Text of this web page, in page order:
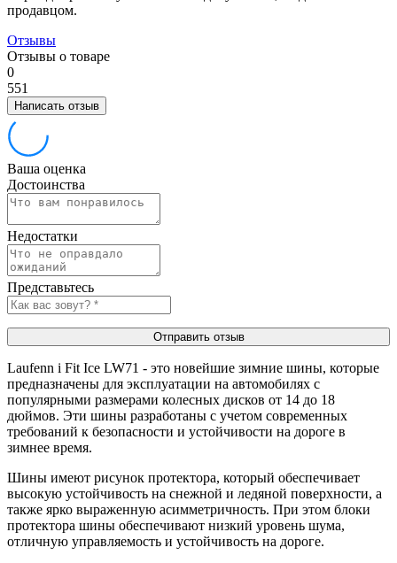
продавцом.
Отзывы
Отзывы о товаре
0
551
Написать отзыв
Ваша оценка
Достоинства
Недостатки
Представьтесь
Отправить отзыв
Laufenn i Fit Ice LW71 - это новейшие зимние шины, которые
предназначены для эксплуатации на автомобилях с
популярными размерами колесных дисков от 14 до 18
дюймов. Эти шины разработаны с учетом современных
требований к безопасности и устойчивости на дороге в
зимнее время.
Шины имеют рисунок протектора, который обеспечивает
высокую устойчивость на снежной и ледяной поверхности, а
также ярко выраженную асимметричность. При этом блоки
протектора шины обеспечивают низкий уровень шума,
отличную управляемость и устойчивость на дороге.